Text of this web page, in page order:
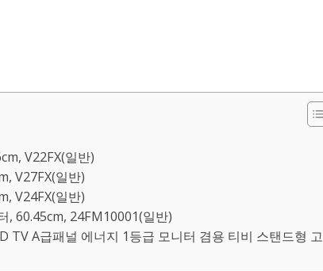
V22FX(일반)
V27FX(일반)
V24FX(일반)
, 60.45cm, 24FM10001(일반)
TV A급패널 에너지 1등급 모니터 겸용 티비 스탠드형 고